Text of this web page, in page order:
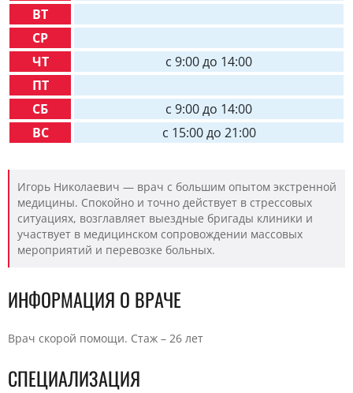
ВТ
СР
ЧТ
ПТ
СБ
ВС
c 9:00 до 14:00
c 9:00 до 14:00
c 15:00 до 21:00
Игорь Николаевич — врач с большим опытом экстренной
медицины. Спокойно и точно действует в стрессовых
ситуациях, возглавляет выездные бригады клиники и
участвует в медицинском сопровождении массовых
мероприятий и перевозке больных.
ИНФОРМАЦИЯ О ВРАЧЕ
Врач скорой помощи. Стаж – 26 лет
СПЕЦИАЛИЗАЦИЯ